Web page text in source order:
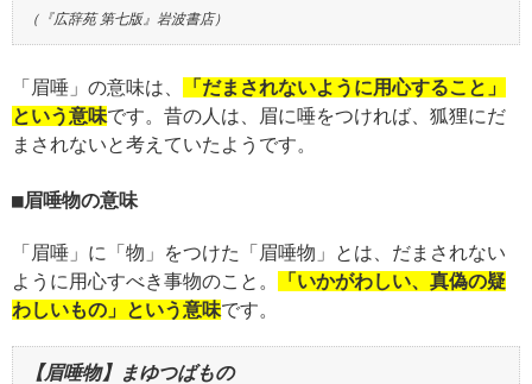
（『広辞苑 第七版』岩波書店）
「眉唾」の意味は、
「だまされないように用心すること」
という意味です。昔の人は、眉に唾をつければ、狐狸にだ
まされないと考えていたようです。
眉唾物の意味
「眉唾」に「物」をつけた「眉唾物」とは、だまされない
ように用心すべき事物のこと。
「いかがわしい、真偽の疑
わしいもの」という意味です。
【眉唾物】まゆつばもの